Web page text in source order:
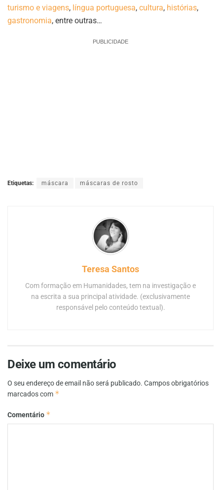
turismo e viagens, língua portuguesa, cultura, histórias,
gastronomia, entre outras…
PUBLICIDADE
Etiquetas: máscara máscaras de rosto
Teresa Santos
Com formação em Humanidades, tem na investigação e
na escrita a sua principal atividade. (exclusivamente
responsável pelo conteúdo textual).
Deixe um comentário
O seu endereço de email não será publicado. Campos obrigatórios
marcados com *
Comentário *